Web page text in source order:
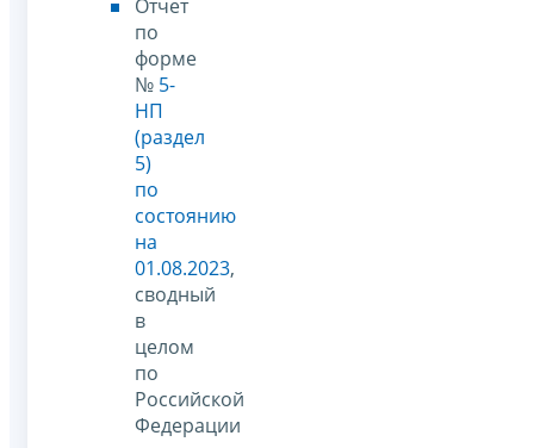
Отчет
по
форме
№ 5-
НП
(раздел
5)
по
состоянию
на
01.08.2023,
сводный
в
целом
по
Российской
Федерации